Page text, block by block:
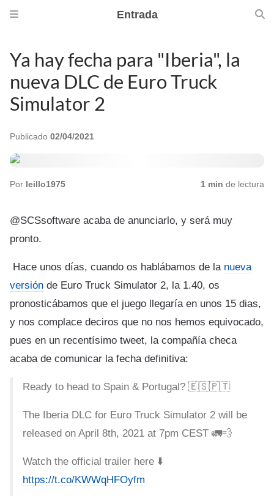
Entrada
Ya hay fecha para "Iberia", la
nueva DLC de Euro Truck
Simulator 2
Publicado 02/04/2021
Por leillo1975 1 min de lectura
@SCSsoftware acaba de anunciarlo, y será muy
pronto.
Hace unos días, cuando os hablábamos de la nueva
versión de Euro Truck Simulator 2, la 1.40, os
pronosticábamos que el juego llegaría en unos 15 dias,
y nos complace deciros que no nos hemos equivocado,
pues en un recentísimo tweet, la compañía checa
acaba de comunicar la fecha definitiva:
Ready to head to Spain & Portugal? 🇪🇸🇵🇹
The Iberia DLC for Euro Truck Simulator 2 will be
released on April 8th, 2021 at 7pm CEST 🚛💨
Watch the official trailer here ⬇️
https://t.co/KWWqHFOyfm